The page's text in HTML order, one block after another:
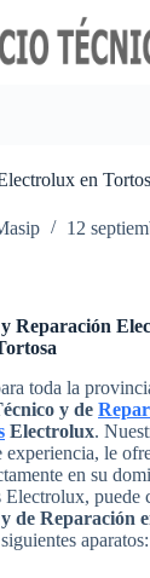
en
12
Reparación
toda la
y de
Electrolux.
experiencia, le
en su
Electrolux, puede
de Reparación
aparatos: